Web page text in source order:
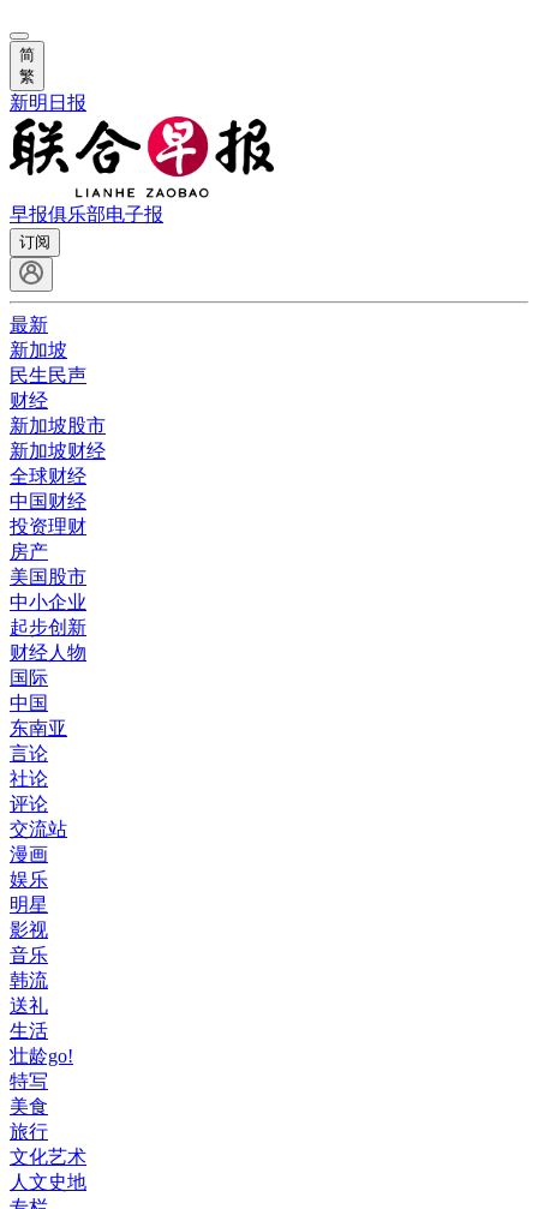
简
繁
新明日报
早报俱乐部电子报
订阅
最新
新加坡
民生民声
财经
新加坡股市
新加坡财经
全球财经
中国财经
投资理财
房产
美国股市
中小企业
起步创新
财经人物
国际
中国
东南亚
言论
社论
评论
交流站
漫画
娱乐
明星
影视
音乐
韩流
送礼
生活
壮龄go!
特写
美食
旅行
文化艺术
人文史地